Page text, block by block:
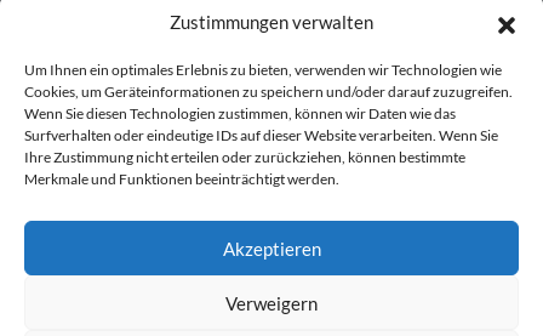
Zustimmungen verwalten
Um Ihnen ein optimales Erlebnis zu bieten, verwenden wir Technologien wie
Cookies, um Geräteinformationen zu speichern und/oder darauf zuzugreifen.
Wenn Sie diesen Technologien zustimmen, können wir Daten wie das
Surfverhalten oder eindeutige IDs auf dieser Website verarbeiten. Wenn Sie
Ihre Zustimmung nicht erteilen oder zurückziehen, können bestimmte
Merkmale und Funktionen beeinträchtigt werden.
Akzeptieren
Verweigern
Popular Editorials
Popular Free Games
LATEST UPDATES